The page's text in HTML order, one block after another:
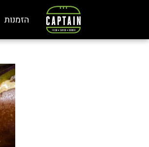
הזמנות